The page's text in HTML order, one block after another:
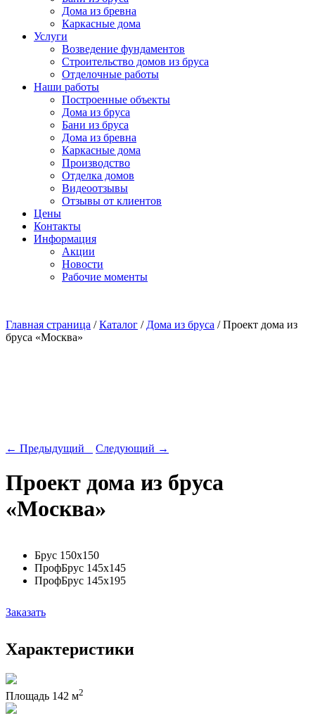
Дома из бревна
Каркасные дома
Услуги
Возведение фундаментов
Строительство домов из бруса
Отделочные работы
Наши работы
Построенные объекты
Дома из бруса
Бани из бруса
Дома из бревна
Каркасные дома
Производство
Отделка домов
Видеоотзывы
Отзывы от клиентов
Цены
Контакты
Информация
Акции
Новости
Рабочие моменты
Главная страница /Каталог / Дома из бруса /Проект дома из
бруса «Москва»
← Предыдущий Следующий →
Проект дома из бруса
«Москва»
Брус 150х150
ПрофБрус 145х145
ПрофБрус 145х195
Заказать
Характеристики
Площадь 142 м2